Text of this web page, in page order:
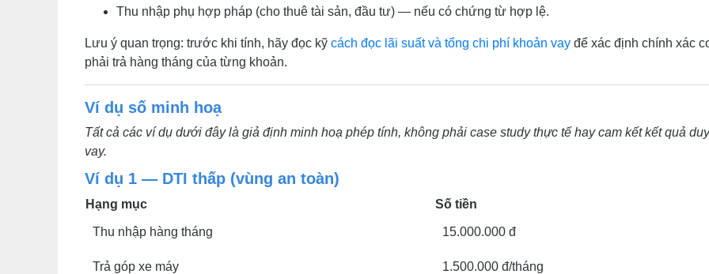
Thu nhập phụ hợp pháp (cho thuê tài sản, đầu tư) — nếu có chứng từ hợp lệ.
Lưu ý quan trọng: trước khi tính, hãy đọc kỹ cách đọc lãi suất và tổng chi phí khoản vay để xác định chính xác
phải trả hàng tháng của từng khoản.
Ví dụ số minh hoạ
Tất cả các ví dụ dưới đây là giả định minh hoạ phép tính, không phải case study thực tế hay cam kết kết quả
vay.
Ví dụ 1 — DTI thấp (vùng an toàn)
Hạng mục Số tiền
Thu nhập hàng tháng 15.000.000 đ
Trả góp xe máy 1.500.000 đ/tháng